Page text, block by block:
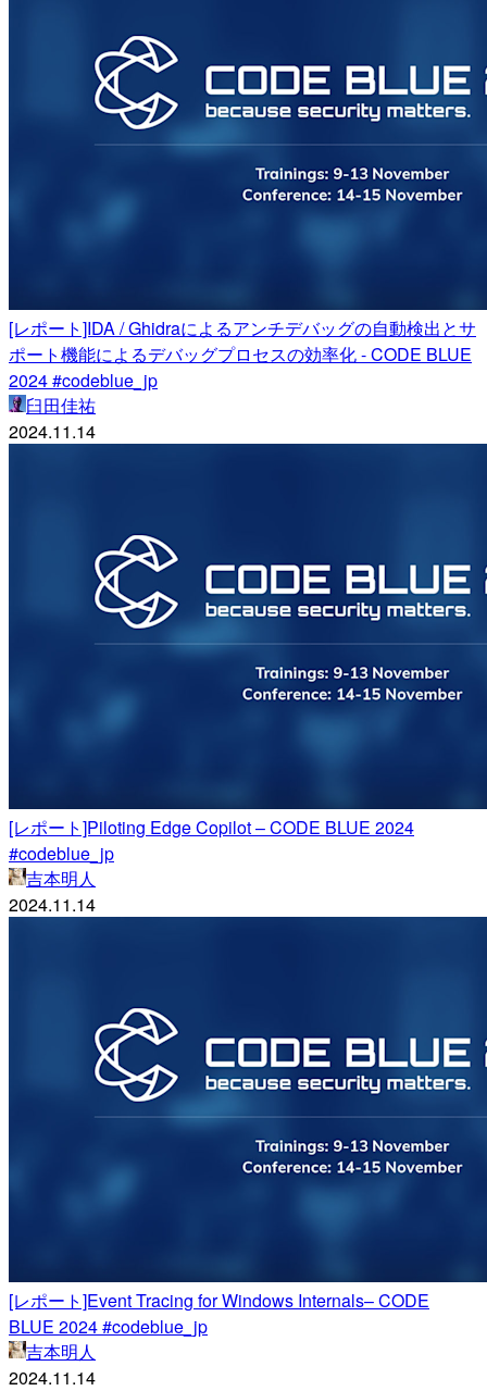
[レポート]IDA / Ghidraによるアンチデバッグの自動検出とサ
ポート機能によるデバッグプロセスの効率化 - CODE BLUE
2024 #codeblue_jp
臼田佳祐
2024.11.14
[レポート]Piloting Edge Copilot – CODE BLUE 2024
#codeblue_jp
吉本明人
2024.11.14
[レポート]Event Tracing for Windows Internals– CODE
BLUE 2024 #codeblue_jp
吉本明人
2024.11.14